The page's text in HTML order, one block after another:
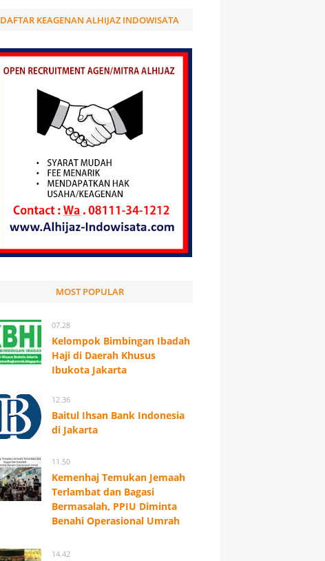
DAFTAR KEAGENAN ALHIJAZ INDOWISATA
MOST POPULAR
07.28
Kelompok Bimbingan Ibadah
Haji di Daerah Khusus
Ibukota Jakarta
12.36
Baitul Ihsan Bank Indonesia
di Jakarta
11.50
Kemenhaj Temukan Jemaah
Terlambat dan Bagasi
Bermasalah, PPIU Diminta
Benahi Operasional Umrah
14.42